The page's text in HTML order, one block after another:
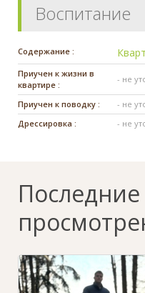
Воспитание
Содержание :
Приучен к жизни в
квартире :
- не
Приучен к поводку :
- не
Дрессировка :
- не
Последние